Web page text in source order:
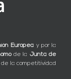
Europea y por la
de la Junta de
la competitividad